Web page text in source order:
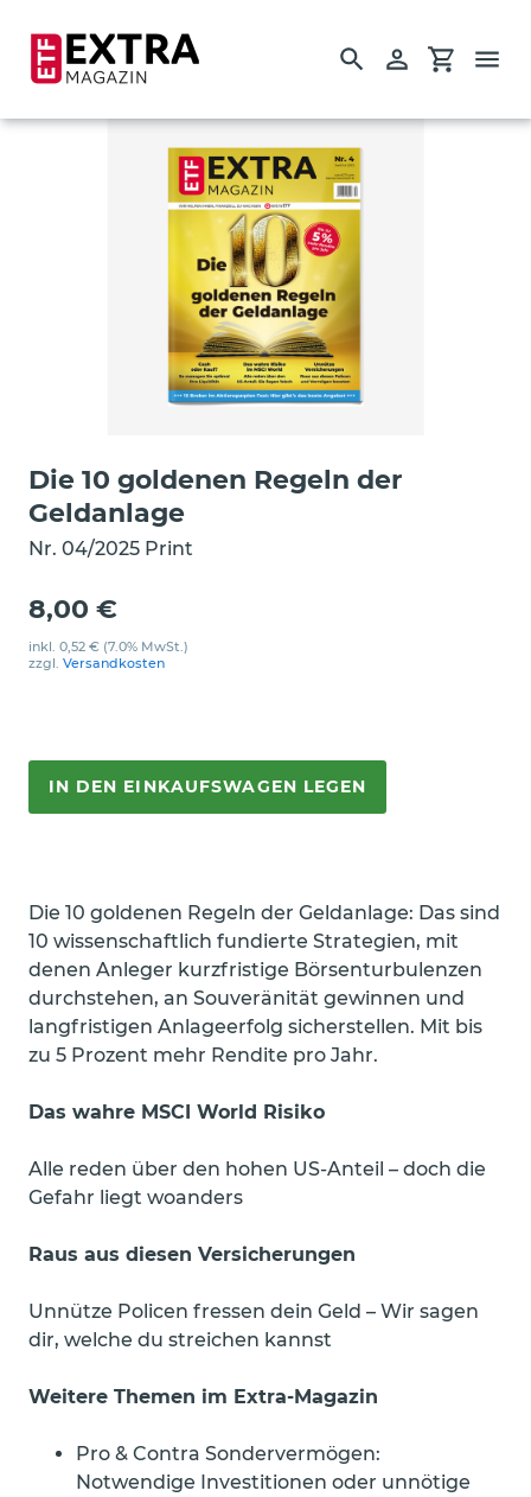
Direkt
SuchenEinloggen
Die 10 goldenen Regeln der
Geldanlage
Nr. 04/2025 Print
8,00 €
inkl. 0,52 € (7.0% MwSt.)
zzgl. Versandkosten
IN DEN EINKAUFSWAGEN LEGEN
Die 10 goldenen Regeln der Geldanlage: Das sind
10 wissenschaftlich fundierte Strategien, mit
denen Anleger kurzfristige Börsenturbulenzen
durchstehen, an Souveränität gewinnen und
langfristigen Anlageerfolg sicherstellen. Mit bis
zu 5 Prozent mehr Rendite pro Jahr.
Das wahre MSCI World Risiko
Alle reden über den hohen US-Anteil – doch die
Gefahr liegt woanders
Raus aus diesen Versicherungen
Unnütze Policen fressen dein Geld – Wir sagen
dir, welche du streichen kannst
Weitere Themen im Extra-Magazin
Pro & Contra Sondervermögen:
Notwendige Investitionen oder unnötige